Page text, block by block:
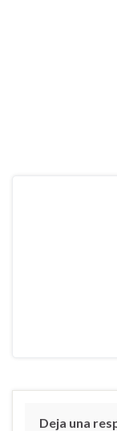
Deja una